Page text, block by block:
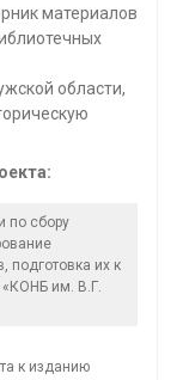
материалов
области,
по сбору
подготовка их к
им. В.Г.
к изданию